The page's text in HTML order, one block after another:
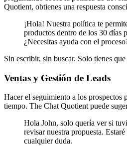
Quotient, obtienes una respuesta
¡Hola! Nuestra política te
productos dentro de los 30 días
¿Necesitas ayuda con el
Sin escribir, sin buscar. Solo tienes
Ventas y Gestión de Leads
Hacer el seguimiento a los prospectos
tiempo. The Chat Quotient puede
Hola John, solo quería ver si
revisar nuestra propuesta.
cualquier duda.